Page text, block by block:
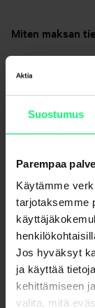
Suostumus
Parempaa
Käytämme
tarjotaksemme
Jos hyväksyt
ja käyttää
kehittämiseen
valita, mitä
Miten maksan
Mistä ja miten
Rahojen tilitys,
Miten korjaan
Miten voin